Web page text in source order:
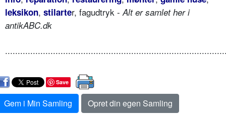
leksikon, stilarter, fagudtryk -Alt er samlet her i
antikABC.dk
Save
Gem i Min Samling
Opret din egen Samling